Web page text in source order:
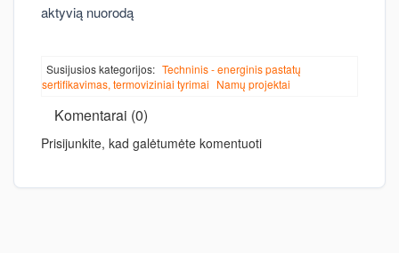
aktyvią nuorodą
Susijusios kategorijos: Techninis - energinis pastatų
sertifikavimas, termoviziniai tyrimai Namų projektai
Komentarai (0)
Prisijunkite, kad galėtumėte komentuoti